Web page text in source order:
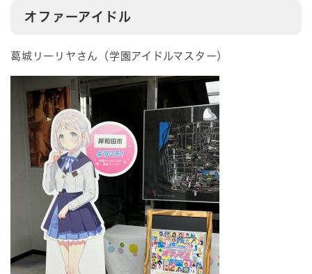
オファーアイドル
葛城リーリヤさん（学園アイドルマスター）